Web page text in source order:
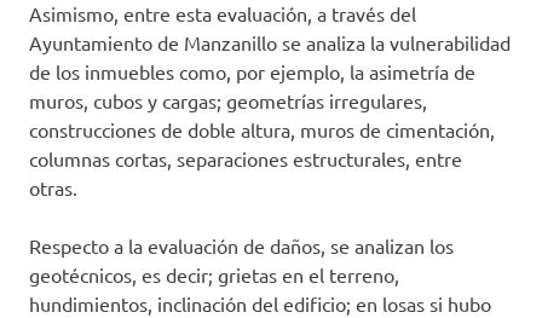
Asimismo, entre esta evaluación, a través del
Ayuntamiento de Manzanillo se analiza la vulnerabilidad
de los inmuebles como, por ejemplo, la asimetría de
muros, cubos y cargas; geometrías irregulares,
construcciones de doble altura, muros de cimentación,
columnas cortas, separaciones estructurales, entre
otras.
Respecto a la evaluación de daños, se analizan los
geotécnicos, es decir; grietas en el terreno,
hundimientos, inclinación del edificio; en losas si hubo